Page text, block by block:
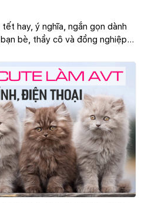
hay, ý nghĩa, ngắn gọn dành
bè, thầy cô và đồng nghiệp